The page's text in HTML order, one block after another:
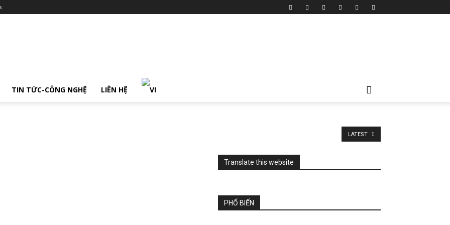
TIN TỨC-CÔNG NGHỆ LIÊN HỆ
LATEST
Translate this website
PHỔ BIẾN